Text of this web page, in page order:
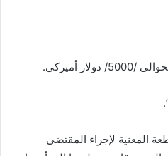
أميركي.
المعنية لإجراء المقتضى